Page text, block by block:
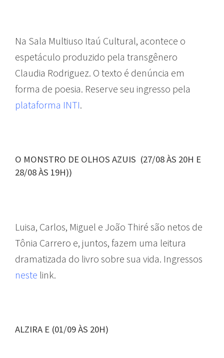
Na Sala Multiuso Itaú Cultural, acontece o
espetáculo produzido pela transgênero
Claudia Rodriguez. O texto é denúncia em
forma de poesia. Reserve seu ingresso pela
plataforma INTI.
O MONSTRO DE OLHOS AZUIS (27/08 ÀS 20H E
28/08 ÀS 19H))
Luisa, Carlos, Miguel e João Thiré são netos de
Tônia Carrero e, juntos, fazem uma leitura
dramatizada do livro sobre sua vida. Ingressos
neste link.
ALZIRA E (01/09 ÀS 20H)